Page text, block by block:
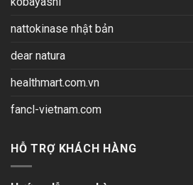
nattokinase nhật bản
dear natura
healthmart.com.vn
fancl-vietnam.com
HỖ TRỢ KHÁCH HÀNG